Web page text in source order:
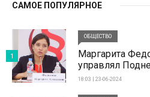
САМОЕ ПОПУЛЯРНОЕ
ОБЩЕСТВО
Маргарита
управлял
18:03 | 23-06-2024
1